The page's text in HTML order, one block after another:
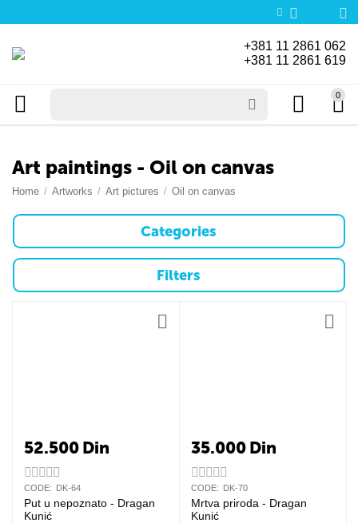
+381 11 2861 062
+381 11 2861 619
0
Art paintings - Oil on canvas
Home / Artworks / Art pictures / Oil on canvas
Categories
Filters
52.500 Din
CODE: DK-64
Put u nepoznato - Dragan
Kunić
35.000 Din
CODE: DK-70
Mrtva priroda - Dragan
Kunić